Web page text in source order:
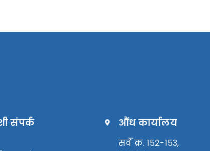
संपर्क
औंध कार्यालय
सर्वे क्र. १५२-१५३,